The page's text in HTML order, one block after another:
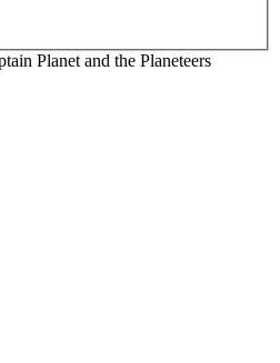
Planet and the Planeteers